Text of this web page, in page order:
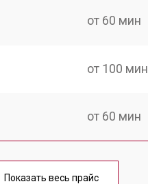
от 60 мин
от 100 мин
от 60 мин
от 90 мин
Показать весь прайс